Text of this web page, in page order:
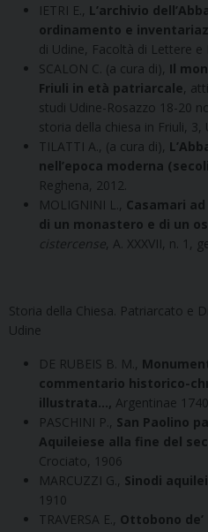
IETRI E., L’archivio
ordinamento e
di Udine, Facoltà di Lettere e
SCALON C. (a cura di), Il
Friuli in età patriarcale ,
studi Udine-Rosazzo 18-20
storia della chiesa in Friuli, 3,
TILATTI A., (a cura di),
nell’epoca moderna
Reghena, 2012.
MOLIGNINI L., Casamari
di un monastero e di un
cistercense , A. XXXVII, n. 1,
Storia della Chiesa. Patriarcato e
Udine
DE RUBEIS B. M.,
commentario historico-
illustrata…, Argentinae 1740
PASCHINI P., San Paolino
Aquileiese alla fine del
Crociato, 1906
MARCUZZI G., Sinodi
1910
TRAVERSA E., Ottobono de’